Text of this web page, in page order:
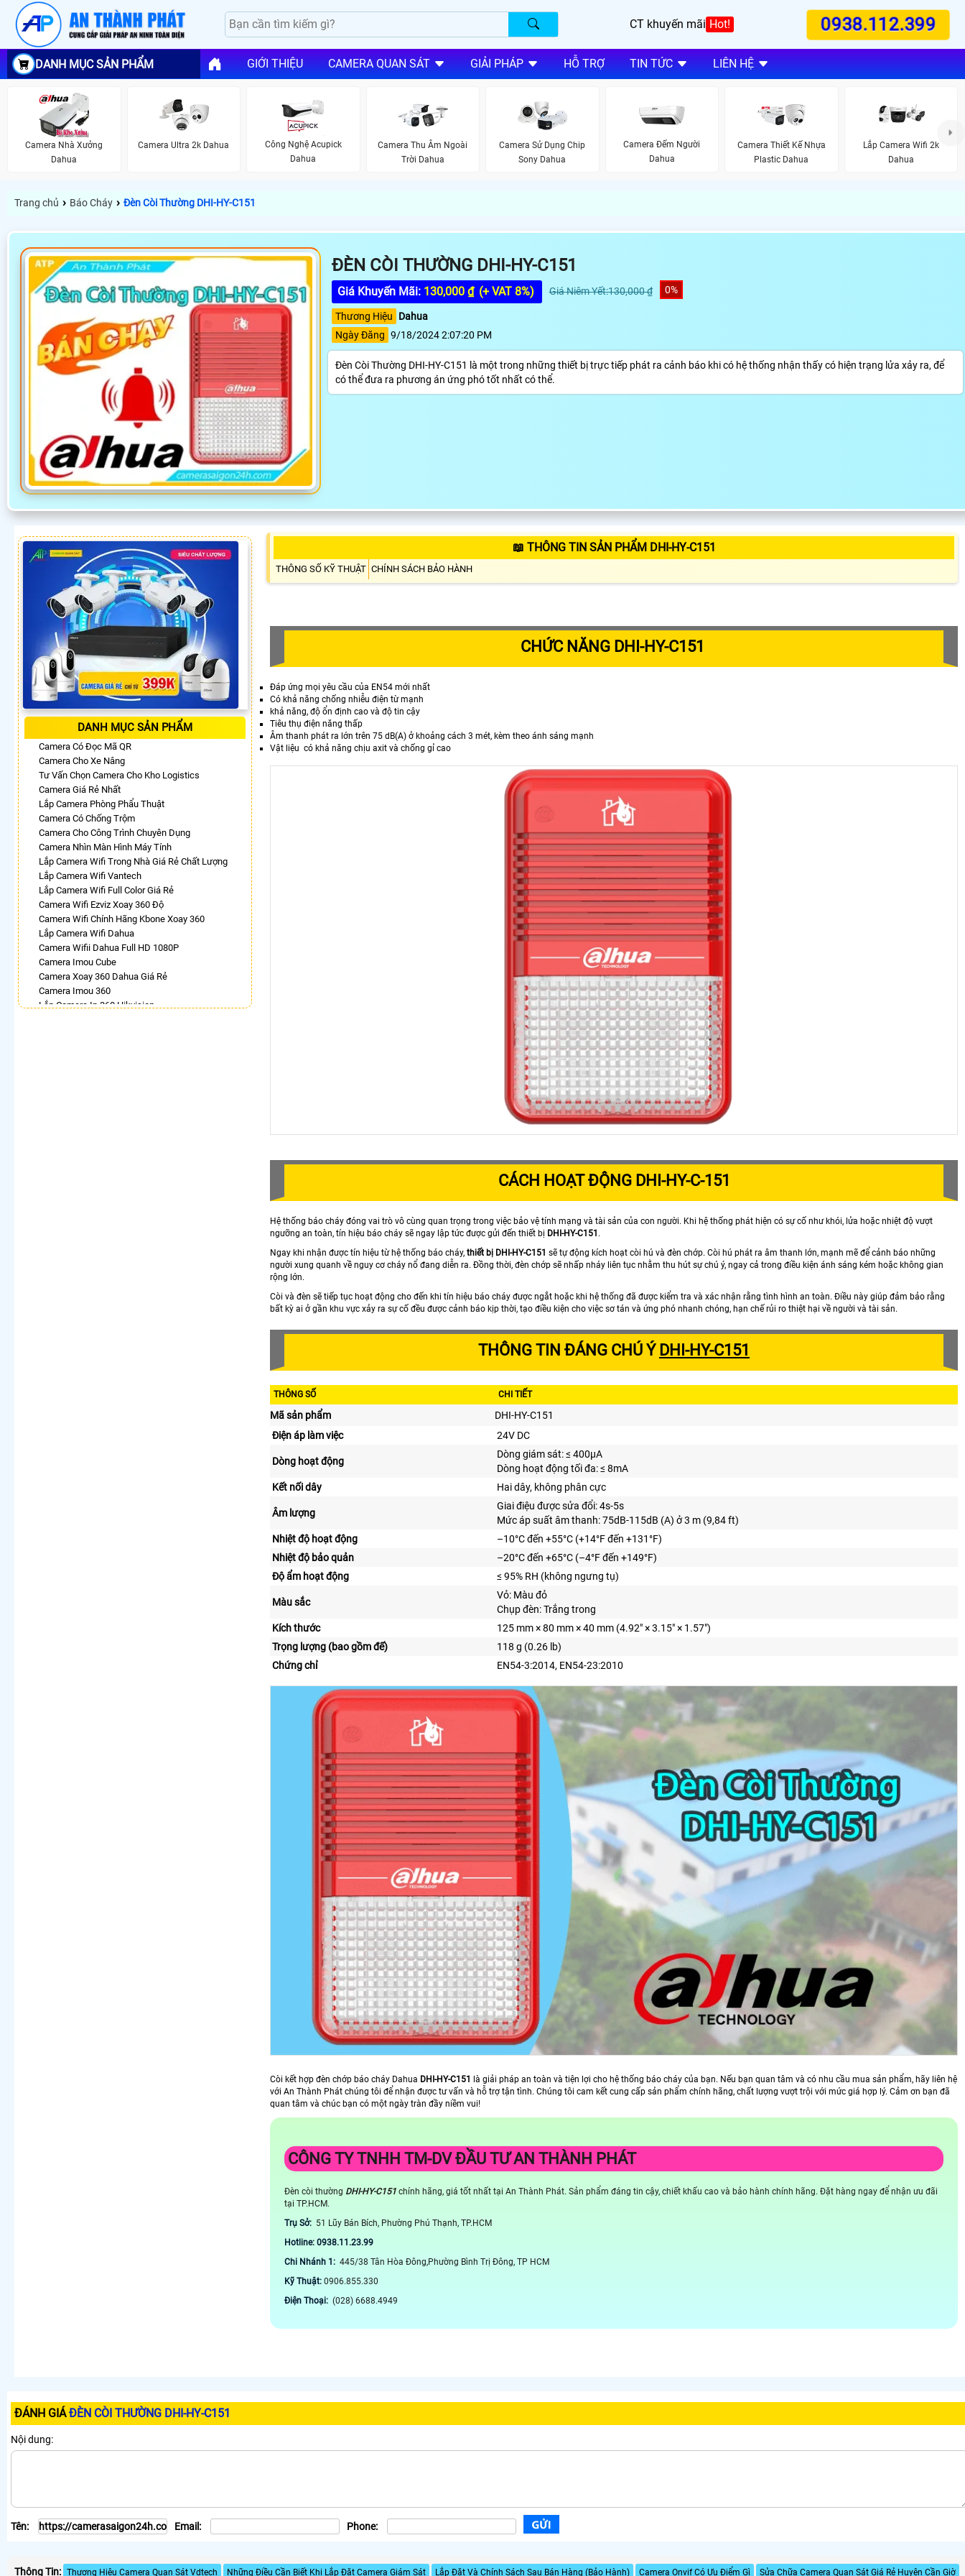
CT khuyến mãi Hot! 0938.112.399
DANH MỤC SẢN PHẨM GIỚI THIỆU CAMERA QUAN SÁT GIẢI PHÁP HỖ TRỢ TIN TỨC LIÊN HỆ
Camera Nhà Xưởng
Dahua
Camera Ultra 2k Dahua
Công Nghệ Acupick
Dahua
Camera Thu Âm Ngoài
Trời Dahua
Camera Sử Dụng Chip
Sony Dahua
Camera Đếm Người
Dahua
Camera Thiết Kế Nhựa
Plastic Dahua
Lắp Camera Wifi 2k
Dahua
Trang chủ › Báo Cháy › Đèn Còi Thường DHI-HY-C151
ĐÈN CÒI THƯỜNG DHI-HY-C151
Giá Khuyến Mãi: 130,000 ₫ (+ VAT 8%) Giá Niêm Yết:130,000 ₫ 0%
Thương Hiệu
Dahua
Ngày Đăng 9/18/2024 2:07:20 PM
Đèn Còi Thường DHI-HY-C151 là một trong những thiết bị trực tiếp phát ra cảnh báo khi có hệ thống nhận thấy có hiện trạng lửa xảy ra, để
có thể đưa ra phương án ứng phó tốt nhất có thể.
DANH MỤC SẢN PHẨM
Camera Có Đọc Mã QR
Camera Cho Xe Nâng
Tư Vấn Chọn Camera Cho Kho Logistics
Camera Giá Rẻ Nhất
Lắp Camera Phòng Phẩu Thuật
Camera Có Chống Trộm
Camera Cho Công Trình Chuyên Dụng
Camera Nhìn Màn Hình Máy Tính
Lắp Camera Wifi Trong Nhà Giá Rẻ Chất Lượng
Lắp Camera Wifi Vantech
Lắp Camera Wifi Full Color Giá Rẻ
Camera Wifi Ezviz Xoay 360 Độ
Camera Wifi Chính Hãng Kbone Xoay 360
Lắp Camera Wifi Dahua
Camera Wifii Dahua Full HD 1080P
Camera Imou Cube
Camera Xoay 360 Dahua Giá Rẻ
Camera Imou 360
Lắp Camera Ip 360 Hikvision
📖 THÔNG TIN SẢN PHẨM DHI-HY-C151
THÔNG SỐ KỸ THUẬT CHÍNH SÁCH BẢO HÀNH
CHỨC NĂNG DHI-HY-C151
Đáp ứng mọi yêu cầu của EN54 mới nhất
Có khả năng chống nhiễu điện từ mạnh
khả năng, độ ổn định cao và độ tin cậy
Tiêu thụ điện năng thấp
Âm thanh phát ra lớn trên 75 dB(A) ở khoảng cách 3 mét, kèm theo ánh sáng mạnh
Vật liệu có khả năng chịu axit và chống gỉ cao
CÁCH HOẠT ĐỘNG DHI-HY-C-151
Hệ thống báo cháy đóng vai trò vô cùng quan trọng trong việc bảo vệ tính mạng và tài sản của con người. Khi hệ thống phát hiện có sự cố như khói, lửa hoặc nhiệt độ vượt
ngưỡng an toàn, tín hiệu báo cháy sẽ ngay lập tức được gửi đến thiết bị DHI-HY-C151 .
Ngay khi nhận được tín hiệu từ hệ thống báo cháy, thiết bị DHI-HY-C151 sẽ tự động kích hoạt còi hú và đèn chớp. Còi hú phát ra âm thanh lớn, mạnh mẽ để cảnh báo những
người xung quanh về nguy cơ cháy nổ đang diễn ra. Đồng thời, đèn chớp sẽ nhấp nháy liên tục nhằm thu hút sự chú ý, ngay cả trong điều kiện ánh sáng kém hoặc không gian
rộng lớn.
Còi và đèn sẽ tiếp tục hoạt động cho đến khi tín hiệu báo cháy được ngắt hoặc khi hệ thống đã được kiểm tra và xác nhận rằng tình hình an toàn. Điều này giúp đảm bảo rằng
bất kỳ ai ở gần khu vực xảy ra sự cố đều được cảnh báo kịp thời, tạo điều kiện cho việc sơ tán và ứng phó nhanh chóng, hạn chế rủi ro thiệt hại về người và tài sản.
THÔNG TIN ĐÁNG CHÚ Ý DHI-HY-C151
THÔNG SỐ CHI TIẾT
Mã sản phẩm
DHI-HY-C151
Điện áp làm việc
24V DC
Dòng hoạt động
Dòng giám sát: ≤ 400μA
Dòng hoạt động tối đa: ≤ 8mA
Kết nối dây
Hai dây, không phân cực
Âm lượng
Giai điệu được sửa đổi: 4s-5s
Mức áp suất âm thanh: 75dB-115dB (A) ở 3 m (9,84 ft)
Nhiệt độ hoạt động
–10°C đến +55°C (+14°F đến +131°F)
Nhiệt độ bảo quản
–20°C đến +65°C (–4°F đến +149°F)
Độ ẩm hoạt động
≤ 95% RH (không ngưng tụ)
Màu sắc
Vỏ: Màu đỏ
Chụp đèn: Trắng trong
Kích thước
125 mm × 80 mm × 40 mm (4.92″ × 3.15″ × 1.57″)
Trọng lượng (bao gồm đế)
118 g (0.26 lb)
Chứng chỉ
EN54-3:2014, EN54-23:2010
Còi kết hợp đèn chớp báo cháy Dahua DHI-HY-C151 là giải pháp an toàn và tiện lợi cho hệ thống báo cháy của bạn. Nếu bạn quan tâm và có nhu cầu mua sản phẩm, hãy liên hệ
với An Thành Phát chúng tôi để nhận được tư vấn và hỗ trợ tận tình. Chúng tôi cam kết cung cấp sản phẩm chính hãng, chất lượng vượt trội với mức giá hợp lý. Cảm ơn bạn đã
quan tâm và chúc bạn có một ngày tràn đầy niềm vui!
CÔNG TY TNHH TM-DV ĐẦU TƯ AN THÀNH PHÁT
Đèn còi thường DHI-HY-C151 chính hãng, giá tốt nhất tại An Thành Phát. Sản phẩm đáng tin cậy, chiết khấu cao và bảo hành chính hãng. Đặt hàng ngay để nhận ưu đãi
tại TP.HCM.
Trụ Sở: 51 Lũy Bán Bích, Phường Phú Thạnh, TP.HCM
Hotline: 0938.11.23.99
Chi Nhánh 1: 445/38 Tân Hòa Đông,Phường Bình Trị Đông, TP HCM
Kỹ Thuật: 0906.855.330
Điện Thoại: (028) 6688.4949
ĐÁNH GIÁĐÈN CÒI THƯỜNG DHI-HY-C151
Nội dung:
Tên: Email: Phone:
Thông Tin: Thương Hiệu Camera Quan Sát Vdtech Những Điều Cần Biết Khi Lắp Đặt Camera Giám Sát Lắp Đặt Và Chính Sách Sau Bán Hàng (Bảo Hành) Camera Onvif Có Ưu Điểm Gì Sửa Chữa Camera Quan Sát Giá Rẻ Huyện Cần Giờ